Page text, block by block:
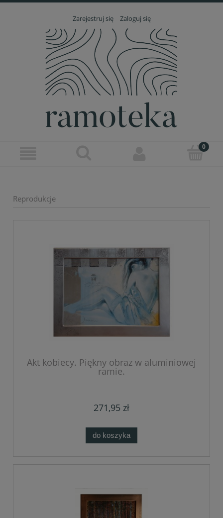
Zarejestruj się Zaloguj się
Reprodukcje
Akt kobiecy. Piękny obraz w aluminiowej
ramie.
271,95 zł
do koszyka